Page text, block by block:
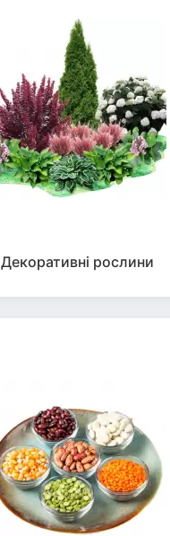
Декоративні рослини